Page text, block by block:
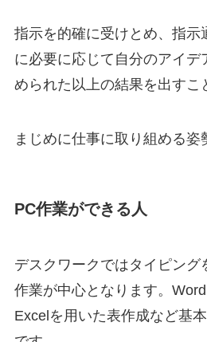
指示を的確に受けとめ、指示
に必要に応じて自分のアイデ
められた以上の結果を出すこ
まじめに仕事に取り組める姿
PC作業ができる人
デスクワークではタイピング
作業が中心となります。Word
Excelを用いた表作成など基